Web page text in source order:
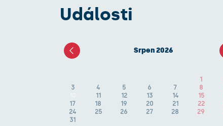
Události
Srpen 2026
1
3
4 5 6 7 8
11 12 13 14 15
17
18 19 20 21 22
24
25 26 27 28 29
31